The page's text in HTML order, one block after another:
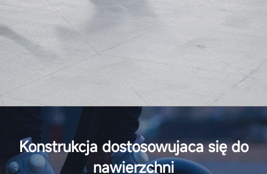
Konstrukcja dostosowujaca się do
nawierzchni